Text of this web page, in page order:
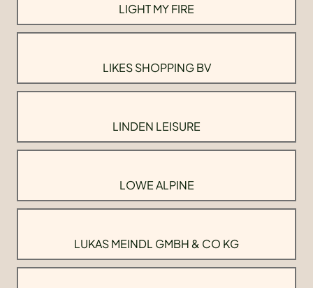
LIGHT MY FIRE
LIKES SHOPPING BV
LINDEN LEISURE
LOWE ALPINE
LUKAS MEINDL GMBH & CO KG